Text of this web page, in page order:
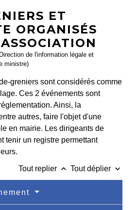
ET
ORGANISÉS
de l'information légale et
ministre)
greniers sont considérés comme
Ces 2 événements sont
Ainsi, la
autres, faire l'objet d'une
en mairie. Les dirigeants de
tenir un registre permettant
Tout replier keyboard_arrow_up Tout déplier keyboard_arrow_down